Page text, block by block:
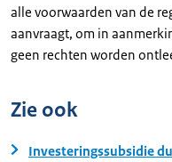
alle voorwaarden van de
aanvraagt, om in
geen rechten worden
Zie ook
Investeringssubsidie